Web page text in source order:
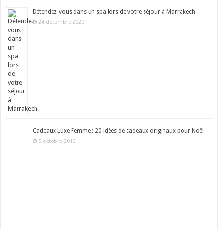
Détendez-vous dans un spa lors de votre séjour à Marrakech
24 décembre 2020
Cadeaux Luxe Femme : 20 idées de cadeaux originaux pour Noël
5 octobre 2016